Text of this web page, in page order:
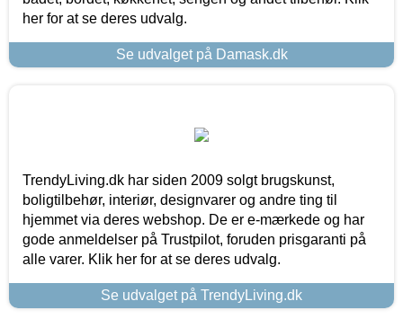
her for at se deres udvalg.
Se udvalget på Damask.dk
TrendyLiving.dk har siden 2009 solgt brugskunst,
boligtilbehør, interiør, designvarer og andre ting til
hjemmet via deres webshop. De er e-mærkede og har
gode anmeldelser på Trustpilot, foruden prisgaranti på
alle varer. Klik her for at se deres udvalg.
Se udvalget på TrendyLiving.dk